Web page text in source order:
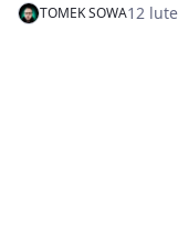
TOMEK SOWA12